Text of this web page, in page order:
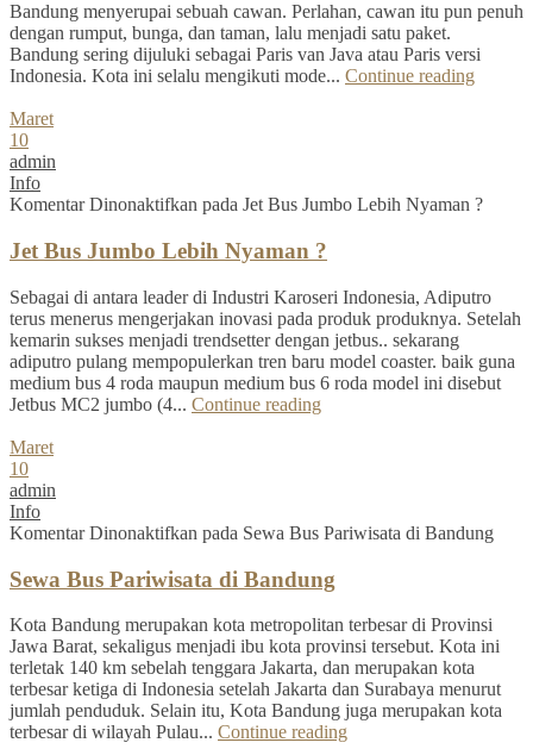
Bandung menyerupai sebuah cawan. Perlahan, cawan itu pun penuh
dengan rumput, bunga, dan taman, lalu menjadi satu paket.
Bandung sering dijuluki sebagai Paris van Java atau Paris versi
Indonesia. Kota ini selalu mengikuti mode... Continue reading
Maret
10
admin
Info
Komentar Dinonaktifkan pada Jet Bus Jumbo Lebih Nyaman ?
Jet Bus Jumbo Lebih Nyaman ?
Sebagai di antara leader di Industri Karoseri Indonesia, Adiputro
terus menerus mengerjakan inovasi pada produk produknya. Setelah
kemarin sukses menjadi trendsetter dengan jetbus.. sekarang
adiputro pulang mempopulerkan tren baru model coaster. baik guna
medium bus 4 roda maupun medium bus 6 roda model ini disebut
Jetbus MC2 jumbo (4... Continue reading
Maret
10
admin
Info
Komentar Dinonaktifkan pada Sewa Bus Pariwisata di Bandung
Sewa Bus Pariwisata di Bandung
Kota Bandung merupakan kota metropolitan terbesar di Provinsi
Jawa Barat, sekaligus menjadi ibu kota provinsi tersebut. Kota ini
terletak 140 km sebelah tenggara Jakarta, dan merupakan kota
terbesar ketiga di Indonesia setelah Jakarta dan Surabaya menurut
jumlah penduduk. Selain itu, Kota Bandung juga merupakan kota
terbesar di wilayah Pulau... Continue reading